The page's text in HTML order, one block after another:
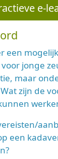
e-
een
jonge
maar
zijn de
een